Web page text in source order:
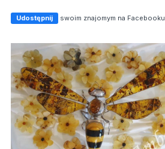
Udostępnij swoim znajomym na Facebooku